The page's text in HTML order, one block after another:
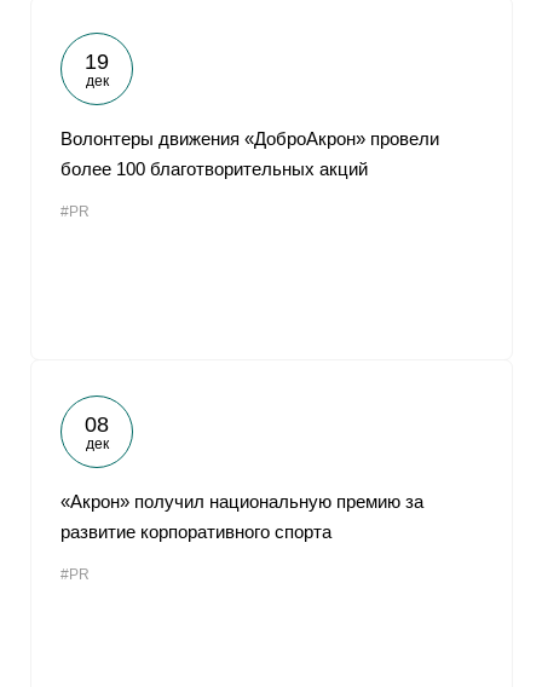
19
дек
Волонтеры движения «ДоброАкрон» провели
более 100 благотворительных акций
#PR
08
дек
«Акрон» получил национальную премию за
развитие корпоративного спорта
#PR